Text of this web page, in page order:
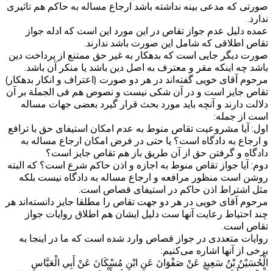
صورتی که مدعی بینه نداشته باشد ارجاع مساله به حاکم هم تاثیری
ندارد.
عمده دلیل عدم جواز تقاص در این مورد این است که ادله جواز
تقاص اطلاقی که شامل این صورت باشد ندارند.
صورت دیگر جایی است که بدهکار به غیر حق ممتنع از پرداخت دین
باشد چه اینکه مقر و معترف به اصل دین باشد یا منکر آن باشد.
مرحوم آقای خویی گفته‌اند در هر دو صورت (اعتراف و انکار بدهکار)
تقاص جایز است و در آن شکی نیست و نصوص هم فی الجملة بر آن
دلالت دارند و آنچه باید مورد بحث قرار گیرد بعضی جهات مساله
است از جمله:
اول: آیا مشروعیت تقاص منوط به عدم امکان استیفای حق با ترافع
و ارجاع به دادگاه است؟ یا حتی در فرض امکان ارجاع مساله به
دادگاه و گرفتن حق از آن طریق باز هم تقاص جایز است؟
دوم: آیا جواز تقاص منوط به اجازه و اذن حاکم شرع است؟ که البته
روشن است منظور مرافعه و ارجاع مساله به دادگاه نیست بلکه
مثل اشتراط اذن حاکم در استیفای قصاص است.
مرحوم آقای خویی در هر دو جهت تقاص را مطلقا جایز دانسته‌اند هر
چند احتیاط رعایت آنها ست دلیل ایشان هم اطلاق روایات جواز
تقاص است.
روایات متعددی در جواز قصاص وارد شده است که ما در اینجا به
برخی از آنها اشاره می‌کنیم:
الْحُسَيْنُ بْنُ سَعِيدٍ عَنْ صَفْوَانَ عَنِ ابْنِ مُسْكَانَ عَنْ أَبِي الْعَبَّاسِ